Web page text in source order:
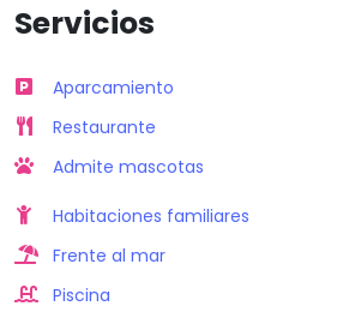
Servicios
Aparcamiento
Restaurante
Admite mascotas
Habitaciones familiares
Frente al mar
Piscina